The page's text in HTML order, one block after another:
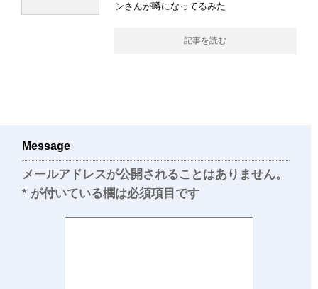
ンさんが噂になってるみた
記事を読む
Message
メールアドレスが公開されることはありません。
* が付いている欄は必須項目です